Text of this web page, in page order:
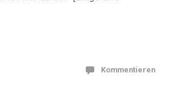
Kommentieren